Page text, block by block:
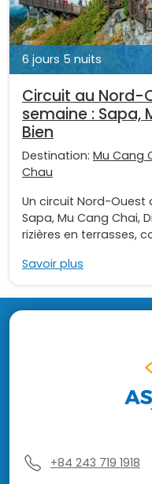
6 jours 5 nuits
Circuit au Nord-
semaine : Sapa,
Bien
Destination: Mu Cang
Chau
Un circuit Nord-Ouest
Sapa, Mu Cang Chai,
rizières en terrasses,
Savoir plus
+84 243 719 1918